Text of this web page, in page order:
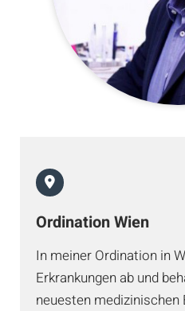
Ordination Wien
In meiner Ordination in
Erkrankungen ab und
neuesten medizinischen